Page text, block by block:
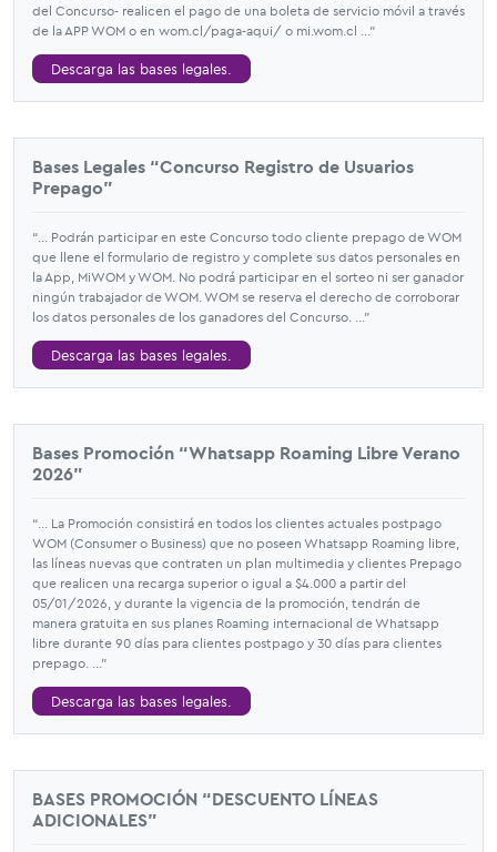
del Concurso- realicen el pago de una boleta de servicio móvil a través
de la APP WOM o en wom.cl/paga-aqui/ o mi.wom.cl ...”
Descarga las bases legales.
Bases Legales “Concurso Registro de Usuarios
Prepago”
“... Podrán participar en este Concurso todo cliente prepago de WOM
que llene el formulario de registro y complete sus datos personales en
la App, MiWOM y WOM. No podrá participar en el sorteo ni ser ganador
ningún trabajador de WOM. WOM se reserva el derecho de corroborar
los datos personales de los ganadores del Concurso. ...”
Descarga las bases legales.
Bases Promoción “Whatsapp Roaming Libre Verano
2026”
“... La Promoción consistirá en todos los clientes actuales postpago
WOM (Consumer o Business) que no poseen Whatsapp Roaming libre,
las líneas nuevas que contraten un plan multimedia y clientes Prepago
que realicen una recarga superior o igual a $4.000 a partir del
05/01/2026, y durante la vigencia de la promoción, tendrán de
manera gratuita en sus planes Roaming internacional de Whatsapp
libre durante 90 días para clientes postpago y 30 días para clientes
prepago. ...”
Descarga las bases legales.
BASES PROMOCIÓN “DESCUENTO LÍNEAS
ADICIONALES”